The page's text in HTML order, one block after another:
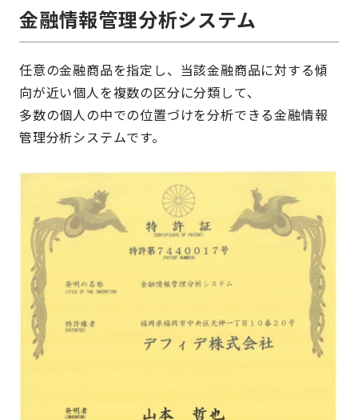
金融情報管理分析システム
任意の金融商品を指定し、当該金融商品に対する傾
向が近い個人を複数の区分に分類して、
多数の個人の中での位置づけを分析できる金融情報
管理分析システムです。